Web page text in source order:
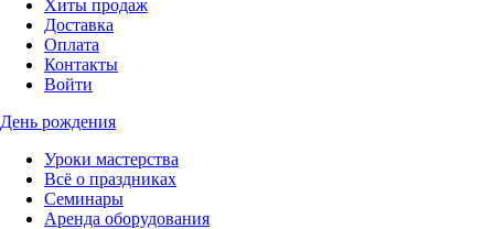
Хиты продаж
Доставка
Оплата
Контакты
Войти
День рождения
Уроки мастерства
Всё о праздниках
Семинары
Аренда оборудования